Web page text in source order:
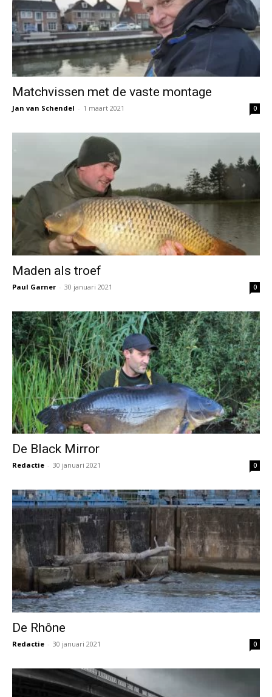
Matchvissen met de vaste montage
Jan van Schendel - 1 maart 2021 0
Maden als troef
Paul Garner - 30 januari 2021 0
De Black Mirror
Redactie - 30 januari 2021 0
De Rhône
Redactie - 30 januari 2021 0